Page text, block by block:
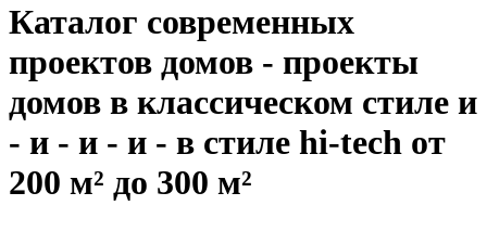
Каталог современных
проектов домов - проекты
домов в классическом стиле и
- и - и - и - в стиле hi-tech от
200 м² до 300 м²